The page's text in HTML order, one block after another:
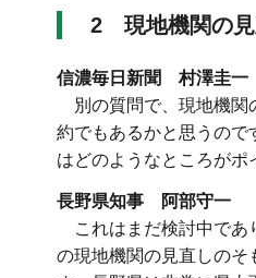
2 現地機関の見
信濃毎日新聞 村澤圭
別の質問で、現地機関
約でもあるかと思うので
はどのようなところがポ
長野県知事 阿部守一
これはまだ検討中であ
の現地機関の見直しのそ